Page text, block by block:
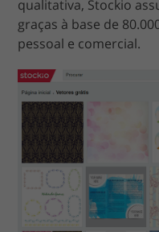
qualitativa, Stockio
graças à base de
pessoal e comercial.